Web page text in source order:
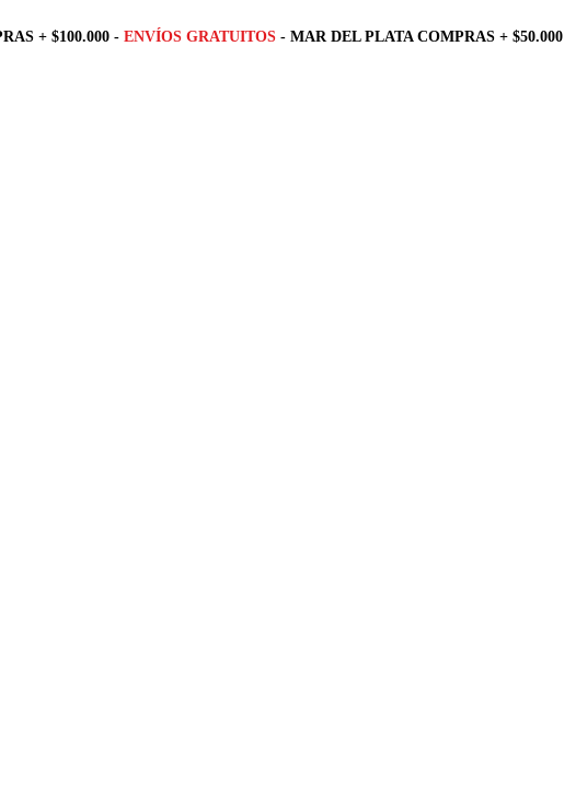
+ $100.000 - ENVÍOS GRATUITOS - MAR DEL PLATA COMPRAS + $50.000